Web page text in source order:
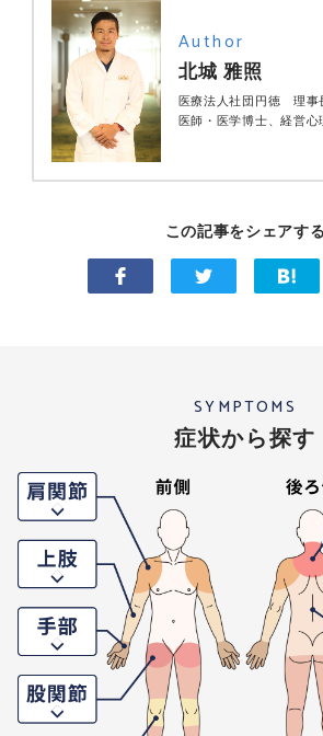
Author
北城 雅照
医療法人社団円徳 理事
医師・医学博士、経営心
この記事をシェアする
SYMPTOMS
症状から探す